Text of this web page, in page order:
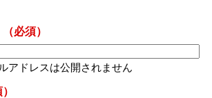
（必須）
アドレスは公開されません